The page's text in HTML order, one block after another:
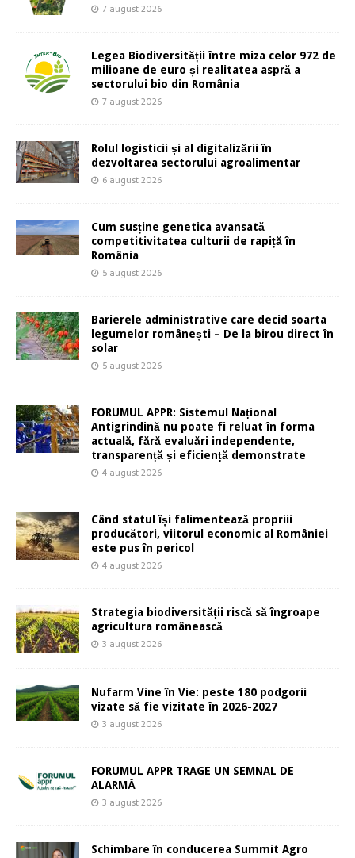
7 august 2026
Legea Biodiversității între miza celor 972 de
milioane de euro și realitatea aspră a
sectorului bio din România
7 august 2026
Rolul logisticii și al digitalizării în
dezvoltarea sectorului agroalimentar
6 august 2026
Cum susține genetica avansată
competitivitatea culturii de rapiță în
România
5 august 2026
Barierele administrative care decid soarta
legumelor românești – De la birou direct în
solar
5 august 2026
FORUMUL APPR: Sistemul Național
Antigrindină nu poate fi reluat în forma
actuală, fără evaluări independente,
transparență și eficiență demonstrate
4 august 2026
Când statul își falimentează propriii
producători, viitorul economic al României
este pus în pericol
4 august 2026
Strategia biodiversității riscă să îngroape
agricultura românească
3 august 2026
Nufarm Vine în Vie: peste 180 podgorii
vizate să fie vizitate în 2026-2027
3 august 2026
FORUMUL APPR TRAGE UN SEMNAL DE
ALARMĂ
3 august 2026
Schimbare în conducerea Summit Agro